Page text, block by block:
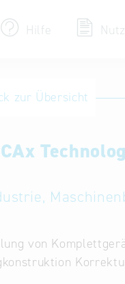
Hilfe
bestehenden
zur Übersicht
von